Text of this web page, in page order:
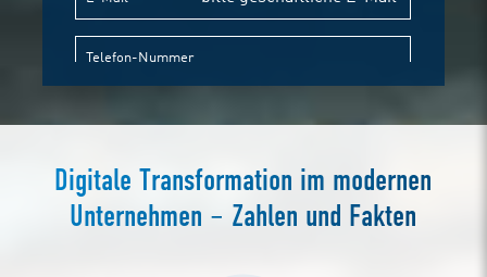
Digitale Transformation im modernen
Unternehmen – Zahlen und Fakten